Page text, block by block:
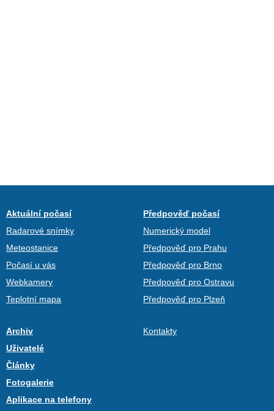
Aktuální počasí
Radarové snímky
Meteostanice
Počasí u vás
Webkamery
Teplotní mapa
Předpověď počasí
Numerický model
Předpověď pro Prahu
Předpověď pro Brno
Předpověď pro Ostravu
Předpověď pro Plzeň
Archiv
Uživatelé
Články
Fotogalerie
Aplikace na telefony
Kontakty